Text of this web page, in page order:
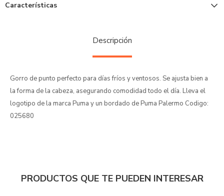
Características
Descripción
Gorro de punto perfecto para días fríos y ventosos. Se ajusta bien a
la forma de la cabeza, asegurando comodidad todo el día. Lleva el
logotipo de la marca Puma y un bordado de Puma Palermo Codigo:
025680
PRODUCTOS QUE TE PUEDEN INTERESAR